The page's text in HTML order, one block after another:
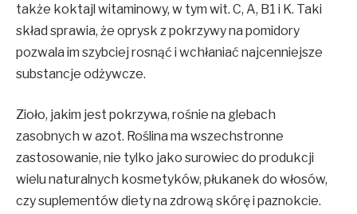
także koktajl witaminowy, w tym wit. C, A, B1 i K. Taki
skład sprawia, że oprysk z pokrzywy na pomidory
pozwala im szybciej rosnąć i wchłaniać najcenniejsze
substancje odżywcze.
Zioło, jakim jest pokrzywa, rośnie na glebach
zasobnych w azot. Roślina ma wszechstronne
zastosowanie, nie tylko jako surowiec do produkcji
wielu naturalnych kosmetyków, płukanek do włosów,
czy suplementów diety na zdrową skórę i paznokcie.